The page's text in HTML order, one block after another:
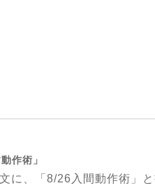
作術」
に、「8/26入間動作術」と